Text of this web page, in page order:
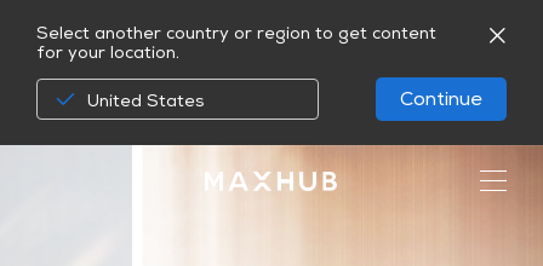
Select another country or region to get content
for your location.
United States Continue